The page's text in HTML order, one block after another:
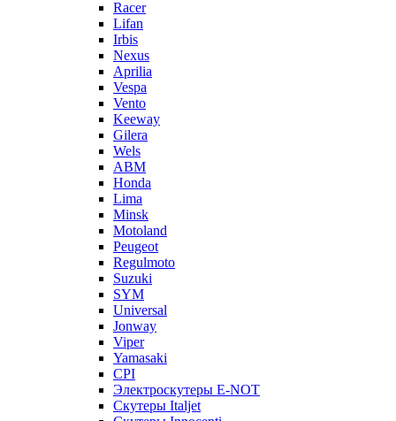
Racer
Lifan
Irbis
Nexus
Aprilia
Vespa
Vento
Keeway
Gilera
Wels
ABM
Honda
Lima
Minsk
Motoland
Peugeot
Regulmoto
Suzuki
SYM
Universal
Jonway
Viper
Yamasaki
CPI
Электроскутеры E-NOT
Скутеры Italjet